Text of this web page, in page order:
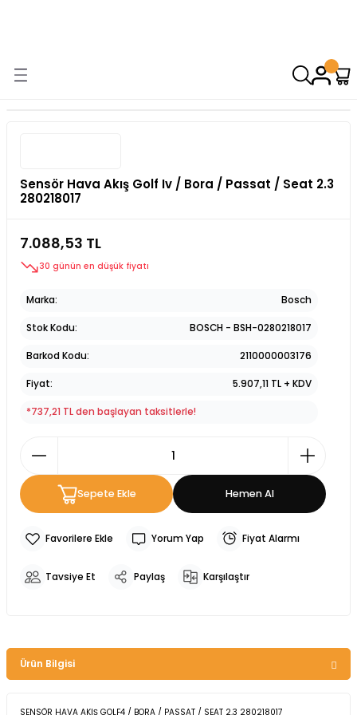
Sensör Hava Akış Golf Iv / Bora / Passat / Seat 2.3
280218017
7.088,53 TL
30 günün en düşük fiyatı
Marka Bosch
Stok Kodu BOSCH - BSH-0280218017
Barkod Kodu 2110000003176
Fiyat 5.907,11 TL + KDV
*737,21 TL den başlayan taksitlerle!
Sepete Ekle Hemen Al
Yorum Yap Fiyat Alarmı
Tavsiye Et Paylaş Karşılaştır
Ürün Bilgisi
SENSÖR HAVA AKIŞ GOLF4 / BORA / PASSAT / SEAT 2.3 280218017